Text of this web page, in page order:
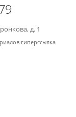
д. 1
гиперссылка